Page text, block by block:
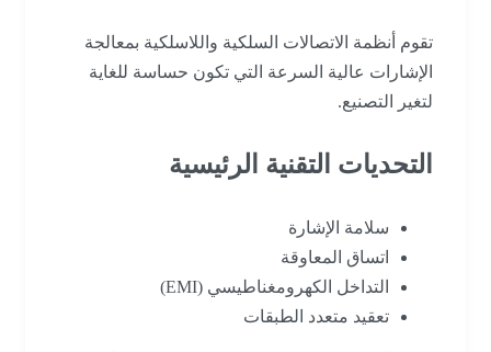
تقوم أنظمة الاتصالات السلكية واللاسلكية بمعالجة
الإشارات عالية السرعة التي تكون حساسة للغاية
لتغير التصنيع.
التحديات التقنية الرئيسية
سلامة الإشارة
اتساق المعاوقة
التداخل الكهرومغناطيسي (EMI)
تعقيد متعدد الطبقات